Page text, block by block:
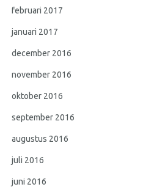
februari 2017
januari 2017
december 2016
november 2016
oktober 2016
september 2016
augustus 2016
juli 2016
juni 2016